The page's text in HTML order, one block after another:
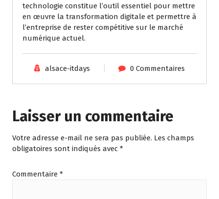
technologie constitue l’outil essentiel pour mettre
en œuvre la transformation digitale et permettre à
l’entreprise de rester compétitive sur le marché
numérique actuel.
alsace-itdays 0 Commentaires
Laisser un commentaire
Votre adresse e-mail ne sera pas publiée. Les champs
obligatoires sont indiqués avec *
Commentaire *